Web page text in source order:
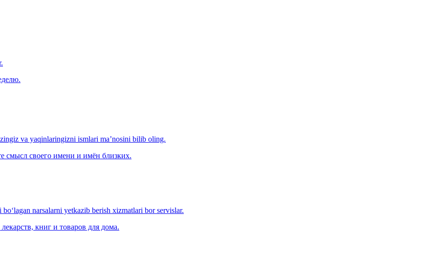
va yaqinlaringizni ismlari ma’nosini bilib oling.
смысл своего имени и имён близких.
narsalarni yetkazib berish xizmatlari bor servislar.
книг и товаров для дома.